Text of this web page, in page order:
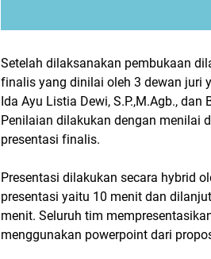
Setelah dilaksanakan pembukaan
finalis yang dinilai oleh 3 dewan juri
Ida Ayu Listia Dewi, S.P.,M.Agb.,
Penilaian dilakukan dengan menilai
presentasi finalis.
Presentasi dilakukan secara hybrid
presentasi yaitu 10 menit dan
menit. Seluruh tim
menggunakan powerpoint dari